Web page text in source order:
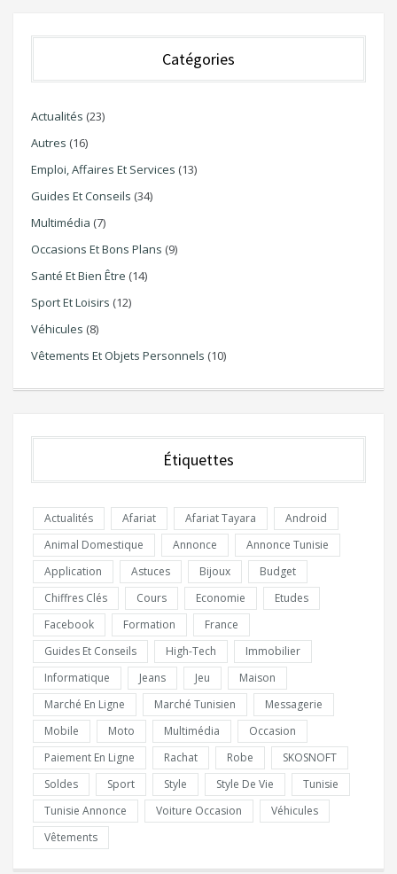
Catégories
Actualités (23)
Autres (16)
Emploi, Affaires Et Services (13)
Guides Et Conseils (34)
Multimédia (7)
Occasions Et Bons Plans (9)
Santé Et Bien Être (14)
Sport Et Loisirs (12)
Véhicules (8)
Vêtements Et Objets Personnels (10)
Étiquettes
Actualités Afariat Afariat Tayara
Android
Animal Domestique
Annonce
Annonce Tunisie
Application
Astuces Bijoux
Budget
Chiffres Clés
Cours Economie
Etudes
Facebook
Formation
France
Guides Et Conseils
High-Tech
Immobilier
Informatique
Jeans Jeu
Maison
Marché En Ligne
Marché Tunisien
Messagerie
Mobile
Moto Multimédia
Occasion
Paiement En Ligne
Rachat Robe
SKOSNOFT
Soldes
Sport Style Style De Vie
Tunisie
Tunisie Annonce
Voiture Occasion
Véhicules
Vêtements